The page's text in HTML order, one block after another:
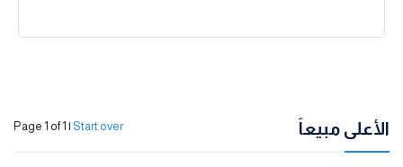
الأعلى مبيعاً Page 1 of 1 | Start over